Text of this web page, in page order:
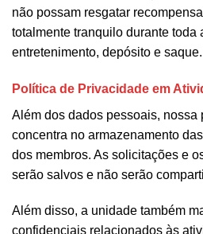
não possam resgatar
totalmente tranquilo durante toda
entretenimento, depósito e saque.
Política de Privacidade em
Além dos dados pessoais, nossa
concentra no armazenamento
dos membros. As solicitações e
serão salvos e não serão
Além disso, a unidade também
confidenciais relacionados às